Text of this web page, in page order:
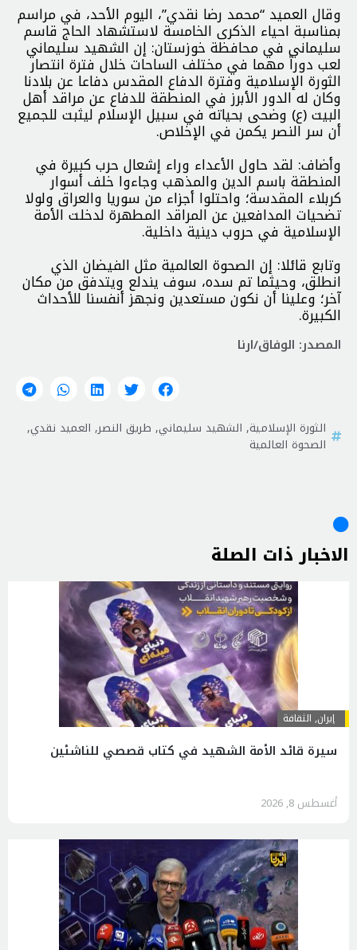
وقال العميد “محمد رضا نقدي”، اليوم الأحد، في مراسم
بمناسبة احیاء الذكرى الخامسة لاستشهاد الحاج قاسم
سليماني في محافظة خوزستان: إن الشهيد سليماني
لعب دوراً مهما في مختلف الساحات خلال فترة انتصار
الثورة الإسلامیة وفترة الدفاع المقدس دفاعا عن بلادنا
وكان له الدور الأبرز في المنطقة للدفاع عن مراقد أهل
البيت (ع) وضحی بحياته في سبيل الإسلام ليثبت للجميع
أن سر النصر يكمن في الإخلاص.
وأضاف: لقد حاول الأعداء وراء إشعال حرب كبيرة في
المنطقة باسم الدين والمذهب وجاءوا خلف أسوار
كربلاء المقدسة؛ واحتلوا أجزاء من سوريا والعراق ولولا
تضحيات المدافعين عن المراقد المطهرة لدخلت الأمة
الإسلامية في حروب دينية داخلية.
وتابع قائلا: إن الصحوة العالمية مثل الفيضان الذي
انطلق، وحيثما تم سده، سوف يندلع ویتدفق من مكان
آخر؛ وعلینا أن نكون مستعدين ونجهز أنفسنا للأحداث
الكبيرة.
المصدر: الوفاق/ارنا
الثورة الإسلامية, الشهيد سليماني, طريق النصر, العميد نقدي,
الصحوة العالمية
الاخبار ذات الصلة
إيران, الثقافة
سيرة قائد الأمة الشهيد في كتاب قصصي للناشئين
أغسطس 8, 2026